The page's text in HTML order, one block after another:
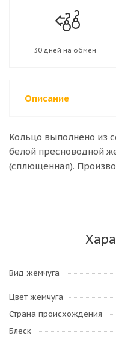
30 дней на обмен
Описание
Кольцо выполнено из
белой пресноводной
(сплющенная).
Вид жемчуга
Цвет жемчуга
Страна происхождения
Блеск